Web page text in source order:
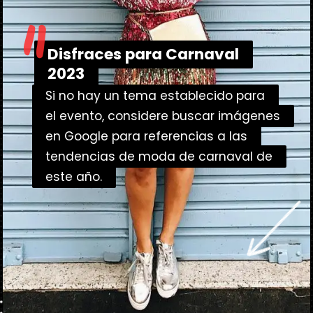
Si no hay un tema establecido para
el evento, considere buscar imágenes
en Google para referencias a las
tendencias de moda de carnaval de
este año.
Si no hay un tema establecido para
el evento, considere buscar imágenes
en Google para referencias a las
tendencias de moda de carnaval de
este año.
Disfraces para Carnaval
2023
Disfraces para Carnaval
2023
"